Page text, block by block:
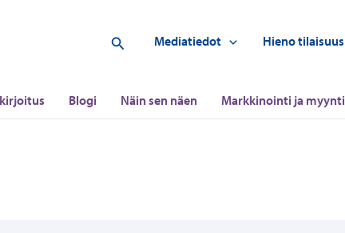
Hae Mediatiedot Hieno tilaisuus
Blogi Näin sen näen Markkinointi ja myynti